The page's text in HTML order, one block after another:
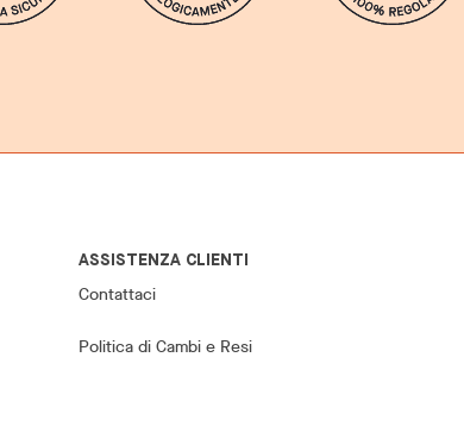
ASSISTENZA CLIENTI
Contattaci
Politica di Cambi e Resi